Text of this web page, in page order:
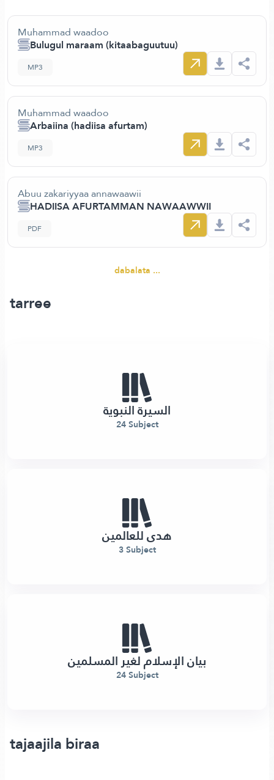
Muhammad waadoo
Bulugul maraam (kitaabaguutuu)
MP3
Muhammad waadoo
Arbaiina (hadiisa afurtam)
MP3
Abuu zakariyyaa annawaawii
HADIISA AFURTAMMAN NAWAAWWII
PDF
dabalata ...
tarree
السيرة النبوية
24 Subject
هدى للعالمين
3 Subject
بيان الإسلام لغير المسلمين
24 Subject
tajaajila biraa